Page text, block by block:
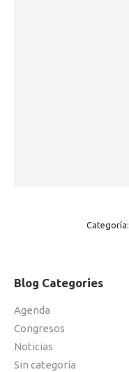
Categoría:
NAVEGACIÓN
ENTRE
ÁLBUMES
Blog Categories
Agenda
Congresos
Noticias
Sin categoría